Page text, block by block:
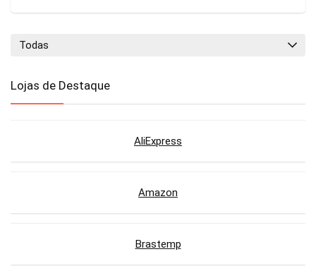
Todas
Lojas de Destaque
AliExpress
Amazon
Brastemp